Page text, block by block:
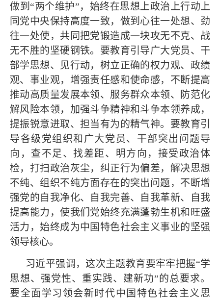
做到“两个维护”，始终在思想上政治上行动上
同党中央保持高度一致，做到心往一处想、劲
往一处使，共同把党锻造成一块攻无不克、战
无不胜的坚硬钢铁。要教育引导广大党员、干
部学思想、见行动，树立正确的权力观、政绩
观、事业观，增强责任感和使命感，不断提高
推动高质量发展本领、服务群众本领、防范化
解风险本领，加强斗争精神和斗争本领养成，
提振锐意进取、担当有为的精气神。要教育引
导各级党组织和广大党员、干部突出问题导
向，查不足、找差距、明方向，接受政治体
检，打扫政治灰尘，纠正行为偏差，解决思想
不纯、组织不纯方面存在的突出问题，不断增
强党的自我净化、自我完善、自我革新、自我
提高能力，使我们党始终充满蓬勃生机和旺盛
活力，始终成为中国特色社会主义事业的坚强
领导核心。
习近平强调，这次主题教育要牢牢把握“学
思想、强党性、重实践、建新功”的总要求。
要全面学习领会新时代中国特色社会主义思